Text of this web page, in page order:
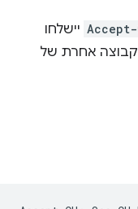
Accept- יישלחו
קבוצה אחרת של